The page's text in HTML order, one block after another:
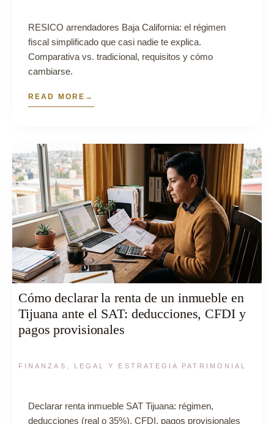
RESICO arrendadores Baja California: el régimen
fiscal simplificado que casi nadie te explica.
Comparativa vs. tradicional, requisitos y cómo
cambiarse.
READ MORE
Cómo declarar la renta de un inmueble en
Tijuana ante el SAT: deducciones, CFDI y
pagos provisionales
FINANZAS, LEGAL Y ESTRATEGIA PATRIMONIAL
Declarar renta inmueble SAT Tijuana: régimen,
deducciones (real o 35%), CFDI, pagos provisionales